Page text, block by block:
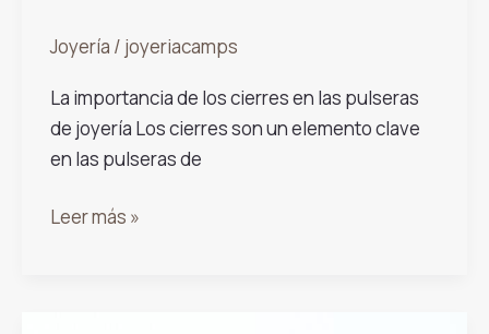
Joyería / joyeriacamps
La importancia de los cierres en las pulseras
de joyería Los cierres son un elemento clave
en las pulseras de
Diferentes
Leer más »